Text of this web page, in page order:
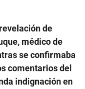
de
médico de
se confirmaba
comentarios del
indignación en